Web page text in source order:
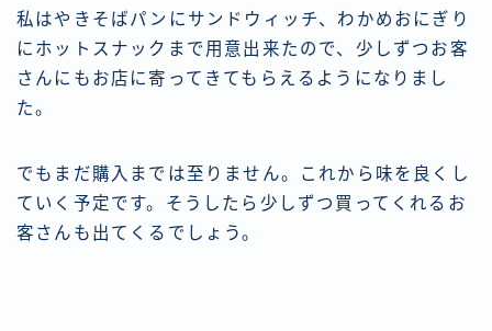
私はやきそばパンにサンドウィッチ、わかめおにぎり
にホットスナックまで用意出来たので、少しずつお客
さんにもお店に寄ってきてもらえるようになりまし
た。
でもまだ購入までは至りません。これから味を良くし
ていく予定です。そうしたら少しずつ買ってくれるお
客さんも出てくるでしょう。